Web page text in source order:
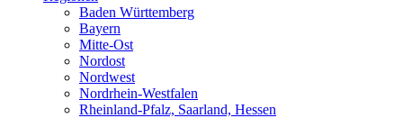
Baden Württemberg
Bayern
Mitte-Ost
Nordost
Nordwest
Nordrhein-Westfalen
Rheinland-Pfalz, Saarland, Hessen